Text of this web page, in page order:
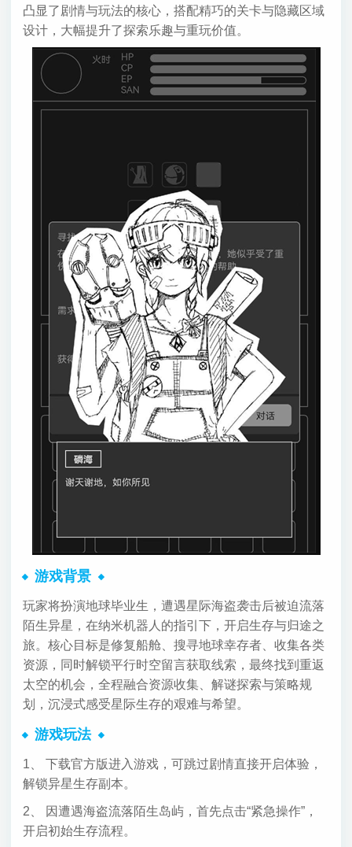
凸显了剧情与玩法的核心，搭配精巧的关卡与隐藏区域
设计，大幅提升了探索乐趣与重玩价值。
游戏背景
玩家将扮演地球毕业生，遭遇星际海盗袭击后被迫流落
陌生异星，在纳米机器人的指引下，开启生存与归途之
旅。核心目标是修复船舱、搜寻地球幸存者、收集各类
资源，同时解锁平行时空留言获取线索，最终找到重返
太空的机会，全程融合资源收集、解谜探索与策略规
划，沉浸式感受星际生存的艰难与希望。
游戏玩法
1、 下载官方版进入游戏，可跳过剧情直接开启体验，
解锁异星生存副本。
2、 因遭遇海盗流落陌生岛屿，首先点击“紧急操作”，
开启初始生存流程。